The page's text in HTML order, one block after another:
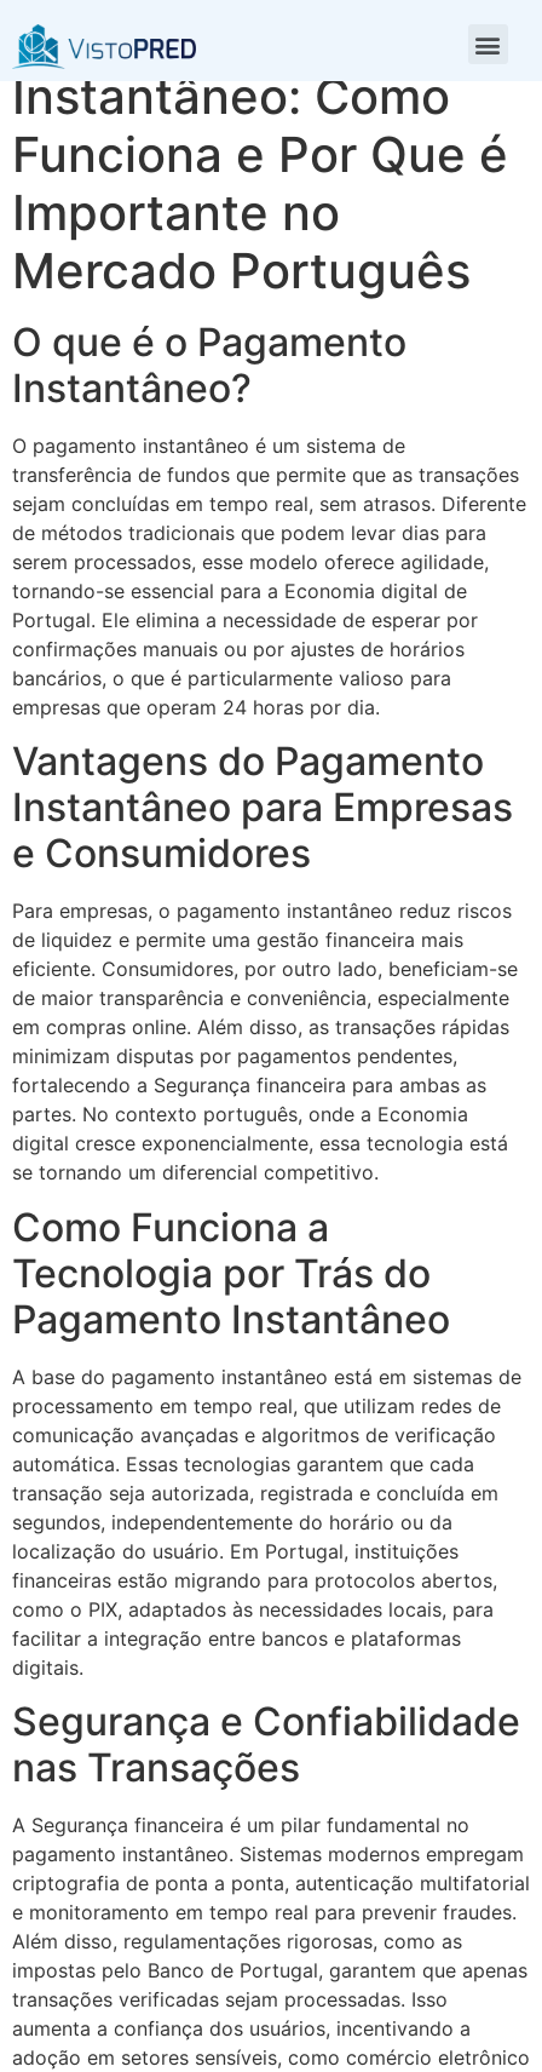
Pagamento
Instantâneo: Como
Funciona e Por Que é
Importante no
Mercado Português
O que é o Pagamento
Instantâneo?
O pagamento instantâneo é um sistema de
transferência de fundos que permite que as transações
sejam concluídas em tempo real, sem atrasos. Diferente
de métodos tradicionais que podem levar dias para
serem processados, esse modelo oferece agilidade,
tornando-se essencial para a Economia digital de
Portugal. Ele elimina a necessidade de esperar por
confirmações manuais ou por ajustes de horários
bancários, o que é particularmente valioso para
empresas que operam 24 horas por dia.
Vantagens do Pagamento
Instantâneo para Empresas
e Consumidores
Para empresas, o pagamento instantâneo reduz riscos
de liquidez e permite uma gestão financeira mais
eficiente. Consumidores, por outro lado, beneficiam-se
de maior transparência e conveniência, especialmente
em compras online. Além disso, as transações rápidas
minimizam disputas por pagamentos pendentes,
fortalecendo a Segurança financeira para ambas as
partes. No contexto português, onde a Economia
digital cresce exponencialmente, essa tecnologia está
se tornando um diferencial competitivo.
Como Funciona a
Tecnologia por Trás do
Pagamento Instantâneo
A base do pagamento instantâneo está em sistemas de
processamento em tempo real, que utilizam redes de
comunicação avançadas e algoritmos de verificação
automática. Essas tecnologias garantem que cada
transação seja autorizada, registrada e concluída em
segundos, independentemente do horário ou da
localização do usuário. Em Portugal, instituições
financeiras estão migrando para protocolos abertos,
como o PIX, adaptados às necessidades locais, para
facilitar a integração entre bancos e plataformas
digitais.
Segurança e Confiabilidade
nas Transações
A Segurança financeira é um pilar fundamental no
pagamento instantâneo. Sistemas modernos empregam
criptografia de ponta a ponta, autenticação multifatorial
e monitoramento em tempo real para prevenir fraudes.
Além disso, regulamentações rigorosas, como as
impostas pelo Banco de Portugal, garantem que apenas
transações verificadas sejam processadas. Isso
aumenta a confiança dos usuários, incentivando a
adoção em setores sensíveis, como comércio eletrônico